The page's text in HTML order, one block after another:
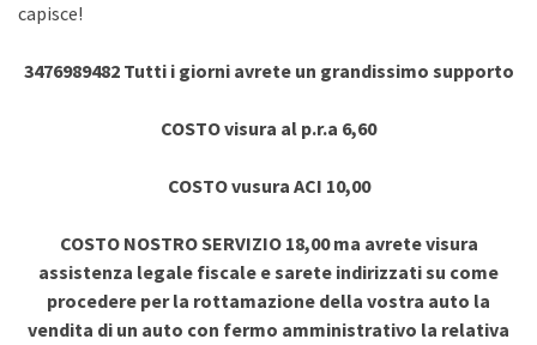
capisce!
3476989482 Tutti i giorni avrete un grandissimo supporto
COSTO visura al p.r.a 6,60
COSTO vusura ACI 10,00
COSTO NOSTRO SERVIZIO 18,00 ma avrete visura
assistenza legale fiscale e sarete indirizzati su come
procedere per la rottamazione della vostra auto la
vendita di un auto con fermo amministrativo la relativa